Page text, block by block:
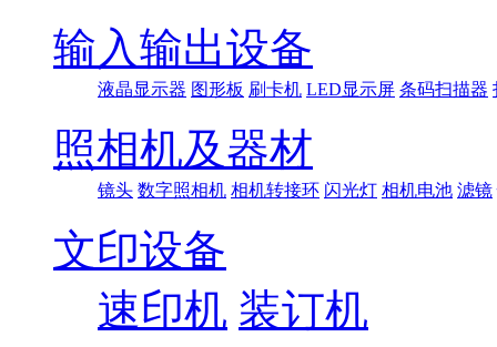
输入输出设备
液晶显示器 图形板 刷卡机 LED显示屏 条码扫描器
照相机及器材
镜头 数字照相机 相机转接环 闪光灯 相机电池 滤镜
文印设备
速印机 装订机